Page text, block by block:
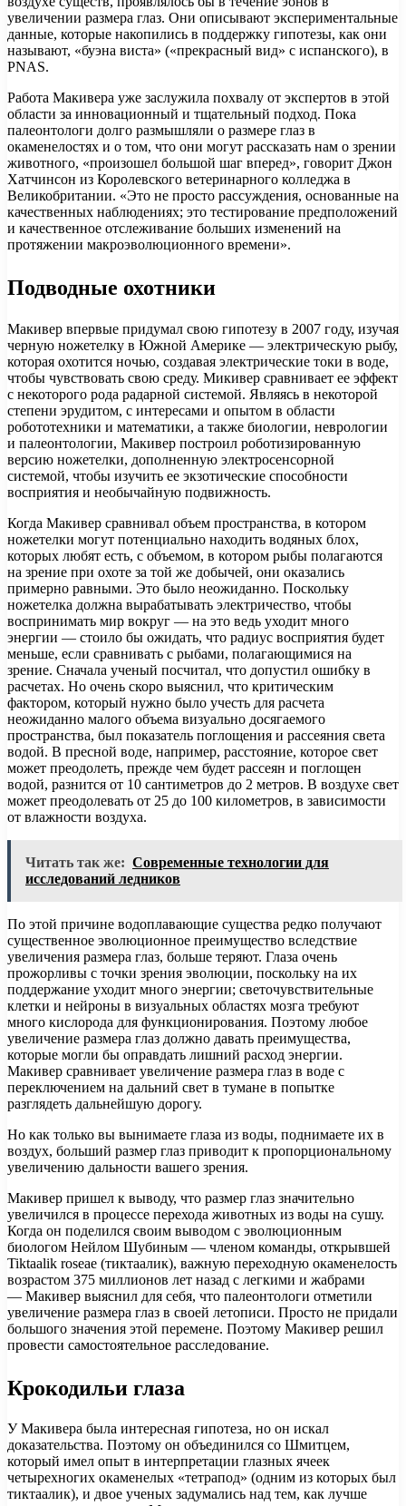
увеличении размера глаз. Они описывают экспериментальные
данные, которые накопились в поддержку гипотезы, как они
называют, «буэна виста» («прекрасный вид» с испанского), в
PNAS.
Работа Макивера уже заслужила похвалу от экспертов в этой
области за инновационный и тщательный подход. Пока
палеонтологи долго размышляли о размере глаз в
окаменелостях и о том, что они могут рассказать нам о зрении
животного, «произошел большой шаг вперед», говорит Джон
Хатчинсон из Королевского ветеринарного колледжа в
Великобритании. «Это не просто рассуждения, основанные на
качественных наблюдениях; это тестирование предположений
и качественное отслеживание больших изменений на
протяжении макроэволюционного времени».
Подводные охотники
Макивер впервые придумал свою гипотезу в 2007 году, изучая
черную ножетелку в Южной Америке — электрическую рыбу,
которая охотится ночью, создавая электрические токи в воде,
чтобы чувствовать свою среду. Микивер сравнивает ее эффект
с некоторого рода радарной системой. Являясь в некоторой
степени эрудитом, с интересами и опытом в области
робототехники и математики, а также биологии, неврологии
и палеонтологии, Макивер построил роботизированную
версию ножетелки, дополненную электросенсорной
системой, чтобы изучить ее экзотические способности
восприятия и необычайную подвижность.
Когда Макивер сравнивал объем пространства, в котором
ножетелки могут потенциально находить водяных блох,
которых любят есть, с объемом, в котором рыбы полагаются
на зрение при охоте за той же добычей, они оказались
примерно равными. Это было неожиданно. Поскольку
ножетелка должна вырабатывать электричество, чтобы
воспринимать мир вокруг — на это ведь уходит много
энергии — стоило бы ожидать, что радиус восприятия будет
меньше, если сравнивать с рыбами, полагающимися на
зрение. Сначала ученый посчитал, что допустил ошибку в
расчетах. Но очень скоро выяснил, что критическим
фактором, который нужно было учесть для расчета
неожиданно малого объема визуально досягаемого
пространства, был показатель поглощения и рассеяния света
водой. В пресной воде, например, расстояние, которое свет
может преодолеть, прежде чем будет рассеян и поглощен
водой, разнится от 10 сантиметров до 2 метров. В воздухе свет
может преодолевать от 25 до 100 километров, в зависимости
от влажности воздуха.
Читать так же: Современные технологии для
исследований ледников
По этой причине водоплавающие существа редко получают
существенное эволюционное преимущество вследствие
увеличения размера глаз, больше теряют. Глаза очень
прожорливы с точки зрения эволюции, поскольку на их
поддержание уходит много энергии; светочувствительные
клетки и нейроны в визуальных областях мозга требуют
много кислорода для функционирования. Поэтому любое
увеличение размера глаз должно давать преимущества,
которые могли бы оправдать лишний расход энергии.
Макивер сравнивает увеличение размера глаз в воде с
переключением на дальний свет в тумане в попытке
разглядеть дальнейшую дорогу.
Но как только вы вынимаете глаза из воды, поднимаете их в
воздух, больший размер глаз приводит к пропорциональному
увеличению дальности вашего зрения.
Макивер пришел к выводу, что размер глаз значительно
увеличился в процессе перехода животных из воды на сушу.
Когда он поделился своим выводом с эволюционным
биологом Нейлом Шубиным — членом команды, открывшей
Tiktaalik roseae (тиктаалик), важную переходную окаменелость
возрастом 375 миллионов лет назад с легкими и жабрами
— Макивер выяснил для себя, что палеонтологи отметили
увеличение размера глаз в своей летописи. Просто не придали
большого значения этой перемене. Поэтому Макивер решил
провести самостоятельное расследование.
Крокодильи глаза
У Макивера была интересная гипотеза, но он искал
доказательства. Поэтому он объединился со Шмитцем,
который имел опыт в интерпретации глазных ячеек
четырехногих окаменелых «тетрапод» (одним из которых был
тиктаалик), и двое ученых задумались над тем, как лучше